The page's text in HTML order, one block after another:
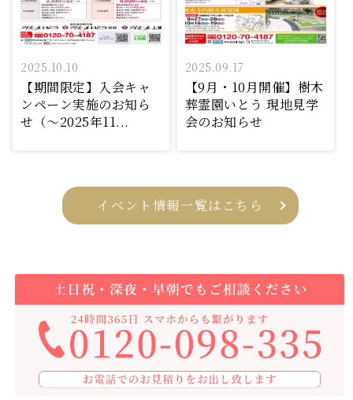
2025.10.10
【期間限定】入会キャ
ンペーン実施のお知ら
せ（～2025年11...
2025.09.17
【9月・10月開催】樹木
葬霊園いとう 現地見学
会のお知らせ
イベント情報一覧はこちら